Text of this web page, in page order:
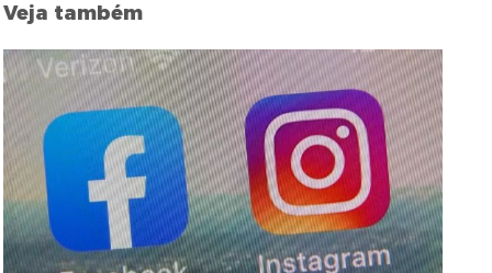
Veja também